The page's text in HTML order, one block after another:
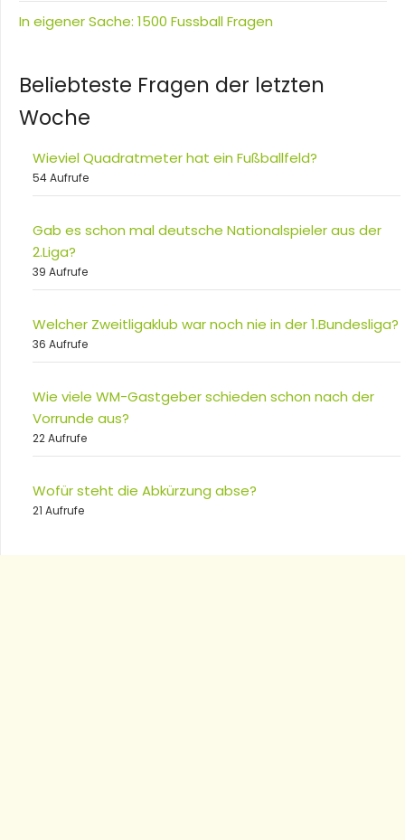
In eigener Sache: 1500 Fussball Fragen
Beliebteste Fragen der letzten
Woche
Wieviel Quadratmeter hat ein Fußballfeld?
54 Aufrufe
Gab es schon mal deutsche Nationalspieler aus der
2.Liga?
39 Aufrufe
Welcher Zweitligaklub war noch nie in der 1.Bundesliga?
36 Aufrufe
Wie viele WM-Gastgeber schieden schon nach der
Vorrunde aus?
22 Aufrufe
Wofür steht die Abkürzung abse?
21 Aufrufe